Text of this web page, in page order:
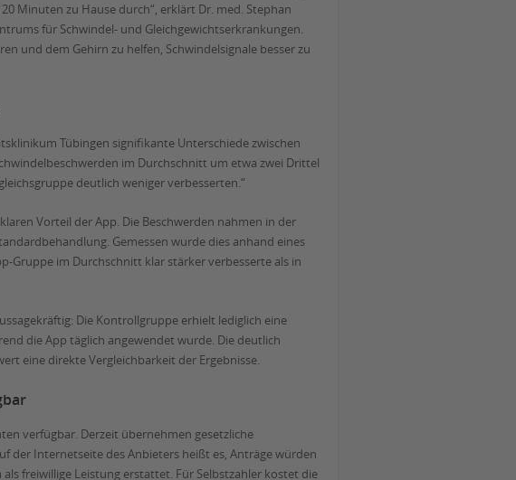
Minuten zu Hause durch“, erklärt Dr. med. Stephan
für Schwindel- und Gleichgewichtserkrankungen.
und dem Gehirn zu helfen, Schwindelsignale besser zu
Tübingen signifikante Unterschiede zwischen
im Durchschnitt um etwa zwei Drittel
deutlich weniger verbesserten.“
Vorteil der App. Die Beschwerden nahmen in der
Gemessen wurde dies anhand eines
Gruppe im Durchschnitt klar stärker verbesserte als in
Die Kontrollgruppe erhielt lediglich eine
die App täglich angewendet wurde. Die deutlich
eine direkte Vergleichbarkeit der Ergebnisse.
verfügbar. Derzeit übernehmen gesetzliche
der Internetseite des Anbieters heißt es, Anträge würden
freiwillige Leistung erstattet. Für Selbstzahler kostet die